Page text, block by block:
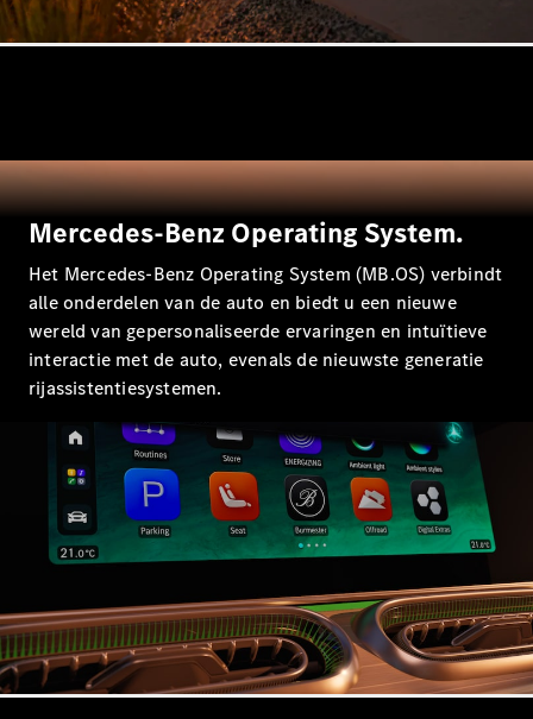
EQS
SUV
Elektrisch
Mercedes-
Maybach
Elektrisch
GLA
GLA
Nieuw
GLA Nieuw Elektrisch
GLB Elektrisch
GLB
GLC
GLC Coupé
GLE
GLE
Nieuw
GLE Coupé
GLE
Nieuw
GLS Nieuw
Mercedes-
Maybach
GLS SUV
Nieuw
G-Klasse
Mercedes-Benz Operating System.
Het Mercedes-Benz Operating System (MB.OS) verbindt
alle onderdelen van de auto en biedt u een nieuwe
wereld van gepersonaliseerde ervaringen en intuïtieve
interactie met de auto, evenals de nieuwste generatie
rijassistentiesystemen.